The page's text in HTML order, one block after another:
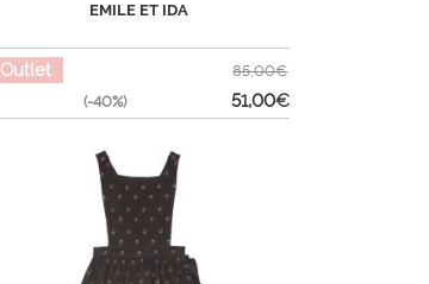
EMILE ET IDA
Outlet
(-40%)
85,00€
51,00€